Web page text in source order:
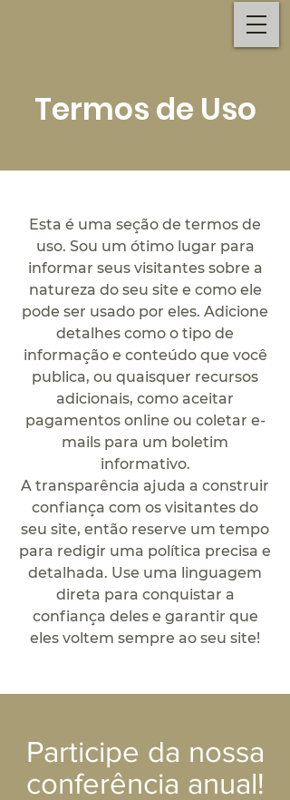
Termos de Uso
Esta é uma seção de termos de
uso. Sou um ótimo lugar para
informar seus visitantes sobre a
natureza do seu site e como ele
pode ser usado por eles. Adicione
detalhes como o tipo de
informação e conteúdo que você
publica, ou quaisquer recursos
adicionais, como aceitar
pagamentos online ou coletar e-
mails para um boletim
informativo.
A transparência ajuda a construir
confiança com os visitantes do
seu site, então reserve um tempo
para redigir uma política precisa e
detalhada. Use uma linguagem
direta para conquistar a
confiança deles e garantir que
eles voltem sempre ao seu site!
Participe da nossa
conferência anual!